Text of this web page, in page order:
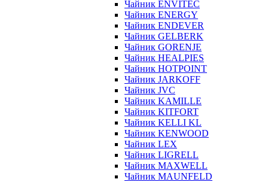
Чайник ENVITEC
Чайник ENERGY
Чайник ENDEVER
Чайник GELBERK
Чайник GORENJE
Чайник HEALPIES
Чайник HOTPOINT
Чайник JARKOFF
Чайник JVC
Чайник KAMILLE
Чайник KITFORT
Чайник KELLI KL
Чайник KENWOOD
Чайник LEX
Чайник LIGRELL
Чайник MAXWELL
Чайник MAUNFELD